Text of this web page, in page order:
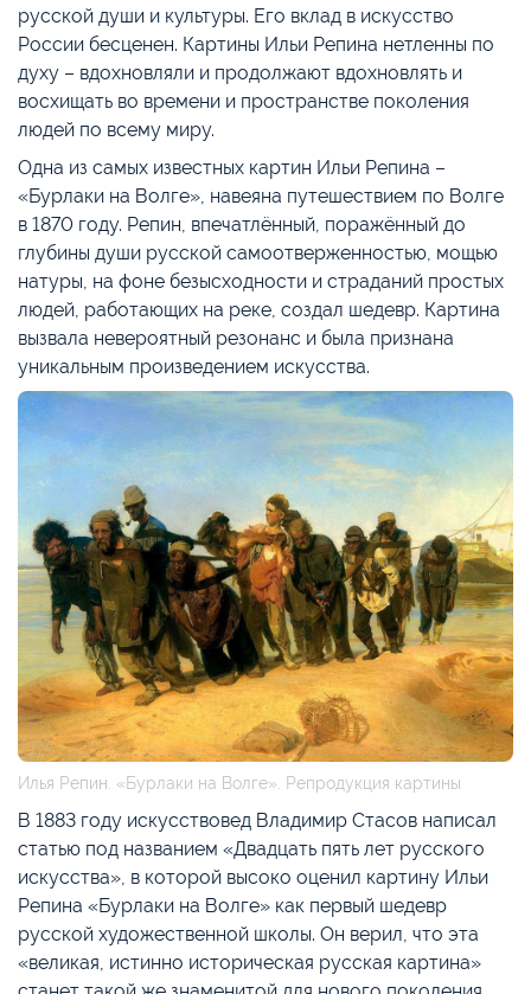
русской души и культуры. Его вклад в искусство
России бесценен. Картины Ильи Репина нетленны по
духу – вдохновляли и продолжают вдохновлять и
восхищать во времени и пространстве поколения
людей по всему миру.
Одна из самых известных картин Ильи Репина –
«Бурлаки на Волге», навеяна путешествием по Волге
в 1870 году. Репин, впечатлённый, поражённый до
глубины души русской самоотверженностью, мощью
натуры, на фоне безысходности и страданий простых
людей, работающих на реке, создал шедевр. Картина
вызвала невероятный резонанс и была признана
уникальным произведением искусства.
Илья Репин. «Бурлаки на Волге». Репродукция картины
В 1883 году искусствовед Владимир Стасов написал
статью под названием «Двадцать пять лет русского
искусства», в которой высоко оценил картину Ильи
Репина «Бурлаки на Волге» как первый шедевр
русской художественной школы. Он верил, что эта
«великая, истинно историческая русская картина»